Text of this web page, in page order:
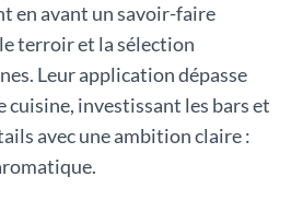
en avant un savoir-faire
terroir et la sélection
Leur application dépasse
cuisine, investissant les bars et
avec une ambition claire :